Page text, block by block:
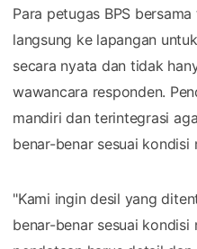
Para petugas BPS
langsung ke lapangan
secara nyata dan tidak
wawancara responden.
mandiri dan terintegrasi
benar-benar sesuai kondisi
"Kami ingin desil yang
benar-benar sesuai kondisi